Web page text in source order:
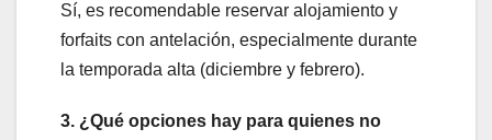
Sí, es recomendable reservar alojamiento y
forfaits con antelación, especialmente durante
la temporada alta (diciembre y febrero).
3. ¿Qué opciones hay para quienes no